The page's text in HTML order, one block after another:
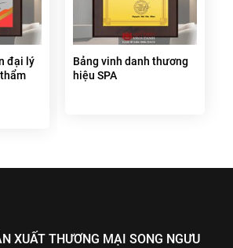
đại lý
Bảng vinh danh thương
hiệu SPA
XUẤT THƯƠNG MẠI SONG NGƯU